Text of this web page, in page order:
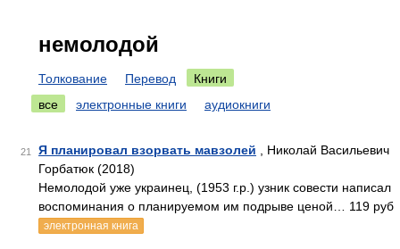
немолодой
Толкование Перевод
Книги
все
электронные книги аудиокниги
21 Я планировал взорвать мавзолей , Николай Васильевич
Горбатюк (2018)
Немолодой уже украинец, (1953 г.р.) узник совести написал
воспоминания о планируемом им подрыве ценой… 119 руб
электронная книга